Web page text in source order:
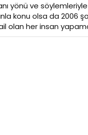
yönü ve
konu olsa da 2006
olan her insan